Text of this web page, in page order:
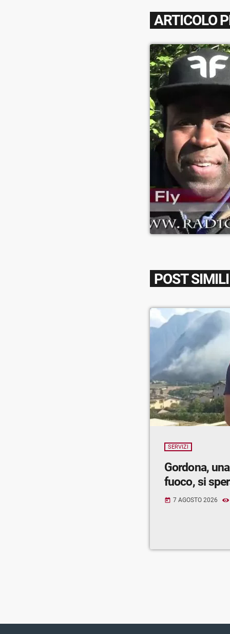
ARTICOLO
POST SIMILI
SERVIZI
Gordona,
fuoco, si
today 7 AGOSTO 2026